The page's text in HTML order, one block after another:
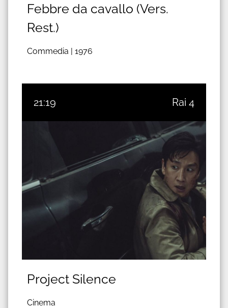
Febbre da cavallo (Vers.
Rest.)
Commedia | 1976
21:19 Rai 4
Project Silence
Cinema